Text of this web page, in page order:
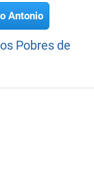
Antonio
Pobres de